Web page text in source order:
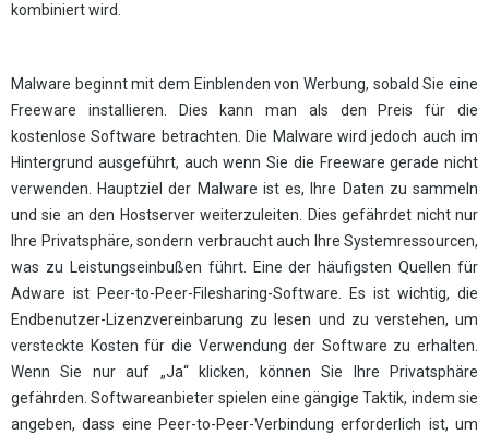
kombiniert wird.
Malware beginnt mit dem Einblenden von Werbung, sobald Sie eine
Freeware installieren. Dies kann man als den Preis für die
kostenlose Software betrachten. Die Malware wird jedoch auch im
Hintergrund ausgeführt, auch wenn Sie die Freeware gerade nicht
verwenden. Hauptziel der Malware ist es, Ihre Daten zu sammeln
und sie an den Hostserver weiterzuleiten. Dies gefährdet nicht nur
Ihre Privatsphäre, sondern verbraucht auch Ihre Systemressourcen,
was zu Leistungseinbußen führt. Eine der häufigsten Quellen für
Adware ist Peer-to-Peer-Filesharing-Software. Es ist wichtig, die
Endbenutzer-Lizenzvereinbarung zu lesen und zu verstehen, um
versteckte Kosten für die Verwendung der Software zu erhalten.
Wenn Sie nur auf „Ja“ klicken, können Sie Ihre Privatsphäre
gefährden. Softwareanbieter spielen eine gängige Taktik, indem sie
angeben, dass eine Peer-to-Peer-Verbindung erforderlich ist, um